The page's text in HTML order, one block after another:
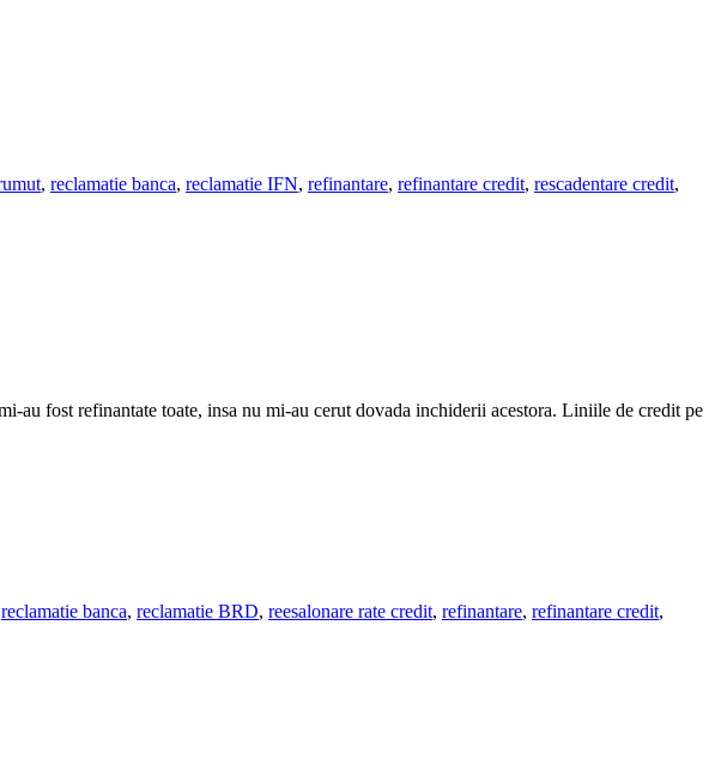
, reclamatie banca, reclamatie IFN, refinantare, refinantare credit, rescadentare credit,
fost refinantate toate, insa nu mi-au cerut dovada inchiderii acestora. Liniile de credit pe
reclamatie banca, reclamatie BRD, reesalonare rate credit, refinantare, refinantare credit,